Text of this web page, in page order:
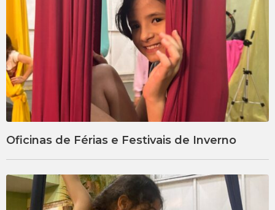
Oficinas de Férias e Festivais de Inverno